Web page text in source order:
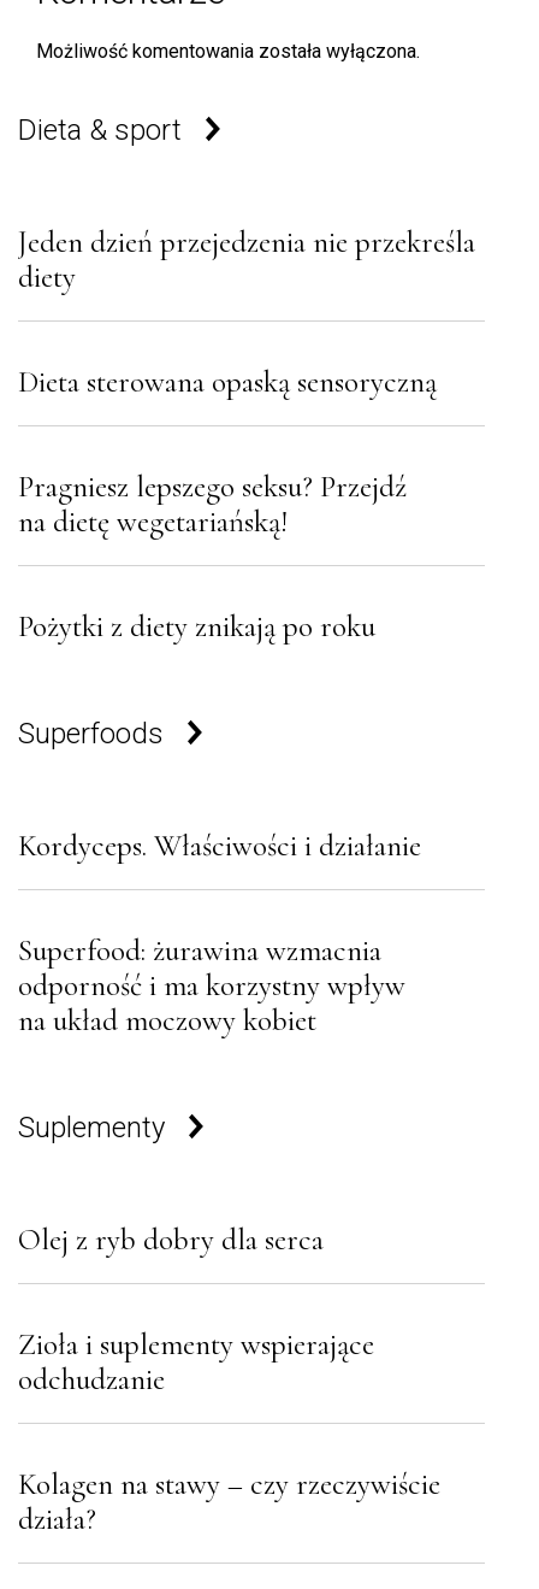
Możliwość komentowania została wyłączona.
Dieta & sport
Jeden dzień przejedzenia nie przekreśla
diety
Dieta sterowana opaską sensoryczną
Pragniesz lepszego seksu? Przejdź
na dietę wegetariańską!
Pożytki z diety znikają po roku
Superfoods
Kordyceps. Właściwości i działanie
Superfood: żurawina wzmacnia
odporność i ma korzystny wpływ
na układ moczowy kobiet
Suplementy
Olej z ryb dobry dla serca
Zioła i suplementy wspierające
odchudzanie
Kolagen na stawy – czy rzeczywiście
działa?